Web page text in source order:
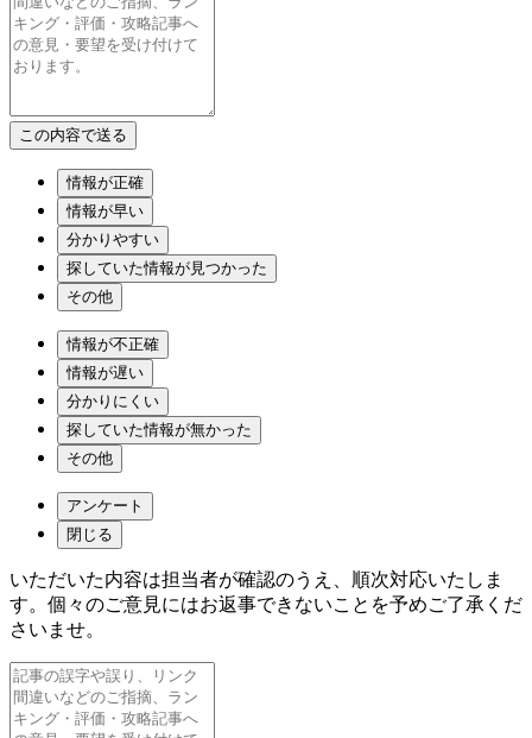
情報が正確
情報が早い
分かりやすい
探していた情報が見つかった
その他
情報が不正確
情報が遅い
分かりにくい
探していた情報が無かった
その他
アンケート
閉じる
いただいた内容は担当者が確認のうえ、順次対応いたしま
す。個々のご意見にはお返事できないことを予めご了承くだ
さいませ。